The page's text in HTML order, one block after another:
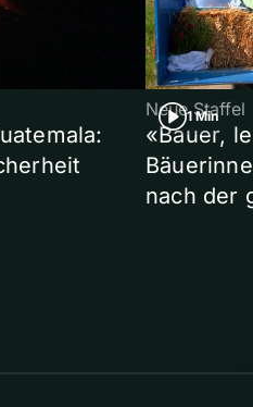
1 Min
Neue Staffel
«Bauer,
nach der